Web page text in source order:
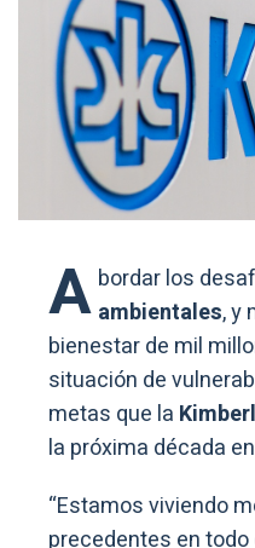
A bordar los
ambientales, y
bienestar de mil
situación de
metas que la
la próxima década
“Estamos viviendo
precedentes en